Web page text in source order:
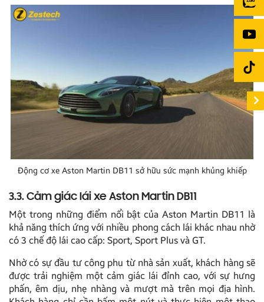
Động cơ xe Aston Martin DB11 sở hữu sức mạnh khủng khiếp
3.3. Cảm giác lái xe Aston Martin DB11
Một trong những điểm nổi bật của Aston Martin DB11 là
khả năng thích ứng với nhiều phong cách lái khác nhau nhờ
có 3 chế độ lái cao cấp: Sport, Sport Plus và GT.
Nhờ có sự đầu tư công phu từ nhà sản xuất, khách hàng sẽ
được trải nghiệm một cảm giác lái đỉnh cao, với sự hưng
phấn, êm dịu, nhẹ nhàng và mượt mà trên mọi địa hình.